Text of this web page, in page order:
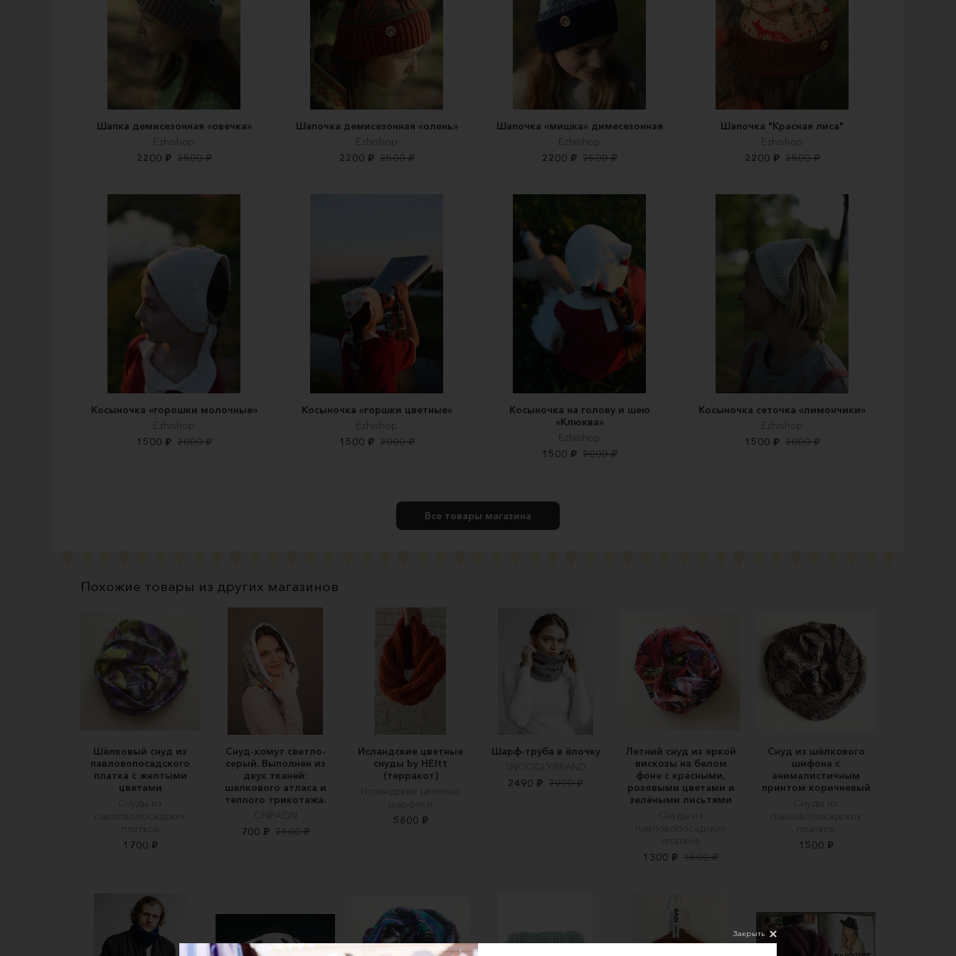
Шапка демисезонная «овечка»
Ezhishop
2200 ₽ 2500 ₽
Шапочка демисезонная «олень»
Ezhishop
2200 ₽ 2500 ₽
Шапочка «мишка» димесезонная
Ezhishop
2200 ₽ 2500 ₽
Шапочка "Красная лиса"
Ezhishop
2200 ₽ 2500 ₽
Косыночка «горошки молочные»
Ezhishop
1500 ₽ 2000 ₽
Косыночка «горшки цветные»
Ezhishop
1500 ₽ 2000 ₽
Косыночка на голову и шею
«Клюква»
Ezhishop
1500 ₽ 2000 ₽
Косыночка сеточка «лимончики»
Ezhishop
1500 ₽ 2000 ₽
Все товары магазина
Похожие товары из других магазинов
Шёлковый снуд из
павловопосадского
платка с желтыми
цветами
Снуды из
павловопосадских
платков
1700 ₽
Снуд-хомут светло-
серый. Выполнен из
двух тканей:
шелкового атласа и
теплого трикотажа.
ONPAON
700 ₽ 2100 ₽
Исландские цветные
снуды by HEItt
(терракот)
Исландские цветные
шарфики
5800 ₽
Шарф-труба в ёлочку
SNOODLYBRAND
2490 ₽ 2990 ₽
Летний снуд из яркой
вискозы на белом
фоне с красными,
розовыми цветами и
зелёными лисьтями
Снуды из
павловопосадских
платков
1300 ₽ 1500 ₽
Снуд из шёлкового
шифона с
анималистичным
принтом коричневый
Снуды из
павловопосадских
платков
1500 ₽
Закрыть